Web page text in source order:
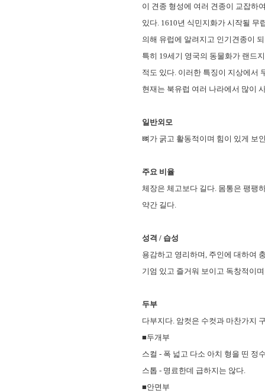
이 견종 형성에 여러 견종이 교잡하
있다. 1610년 식민지화가 시작될 무
의해 유럽에 알려지고 인기견종이
특히 19세기 영국의 동물화가 랜드
적도 있다. 이러한 특징이 지상에서
현재는 북유럽 여러 나라에서 많이
일반외모
뼈가 굵고 활동적이며 힘이 있게 보
주요 비율
체장은 체고보다 길다. 몸통은 팽팽
약간 길다.
성격 / 습성
용감하고 영리하며, 주인에 대하여
기엄 있고 즐거워 보이고 독창적이
두부
다부지다. 암컷은 수컷과 마찬가지
■두개부
스컬 - 폭 넓고 다소 아치 형을 띤 정
스톱 - 명료한데 급하지는 않다.
■안면부